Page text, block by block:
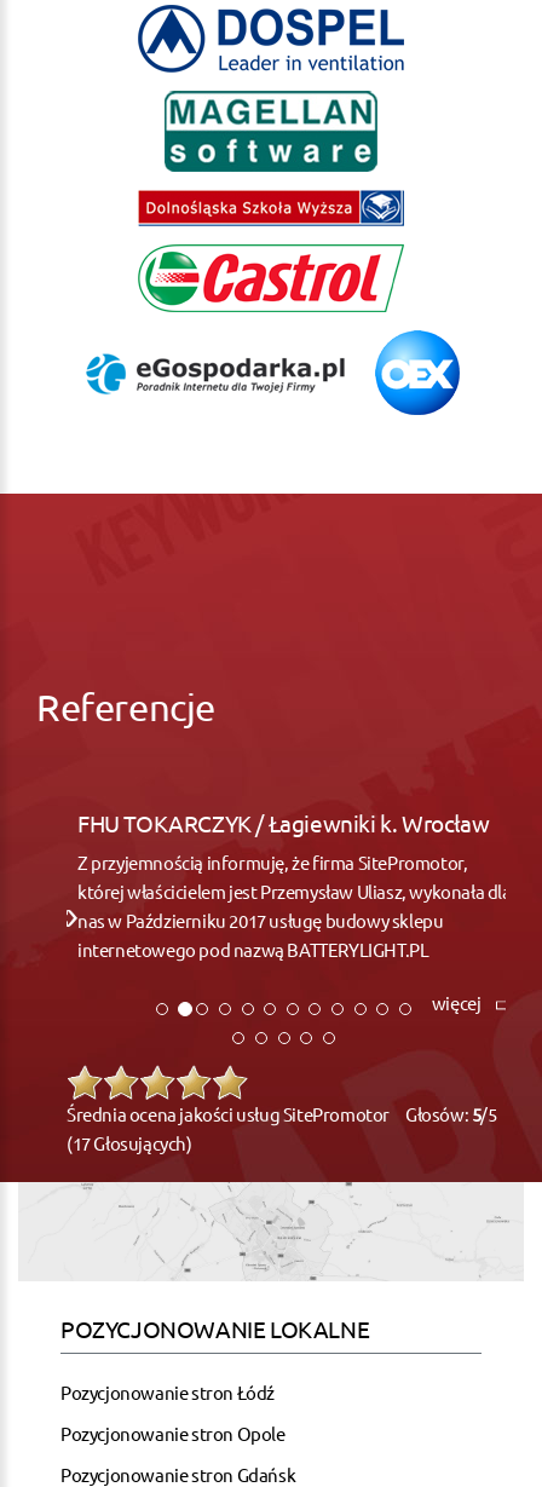
Referencje
FHU TOKARCZYK / Łagiewniki k. Wrocław
Z przyjemnością informuję, że firma SitePromotor,
której właścicielem jest Przemysław Uliasz, wykonała dla
nas w Październiku 2017 usługę budowy sklepu
internetowego pod nazwą BATTERYLIGHT.PL
więcej
Średnia ocena jakości usług SitePromotor Głosów: 5/5
(17 Głosujących)
POZYCJONOWANIE LOKALNE
Pozycjonowanie stron Łódź
Pozycjonowanie stron Opole
Pozycjonowanie stron Gdańsk